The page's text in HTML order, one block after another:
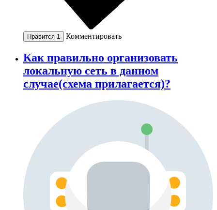
Нравится 1 Комментировать
Как правильно организовать
локальную сеть в данном
случае(схема прилагается)?